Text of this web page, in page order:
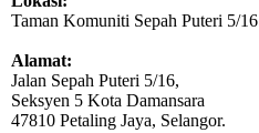
Taman Komuniti Sepah Puteri 5/16
Alamat:
Jalan Sepah Puteri 5/16,
Seksyen 5 Kota Damansara
47810 Petaling Jaya, Selangor.